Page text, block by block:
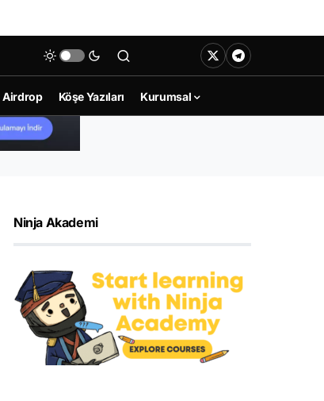
Airdrop Köşe Yazıları Kurumsal
Ninja Akademi